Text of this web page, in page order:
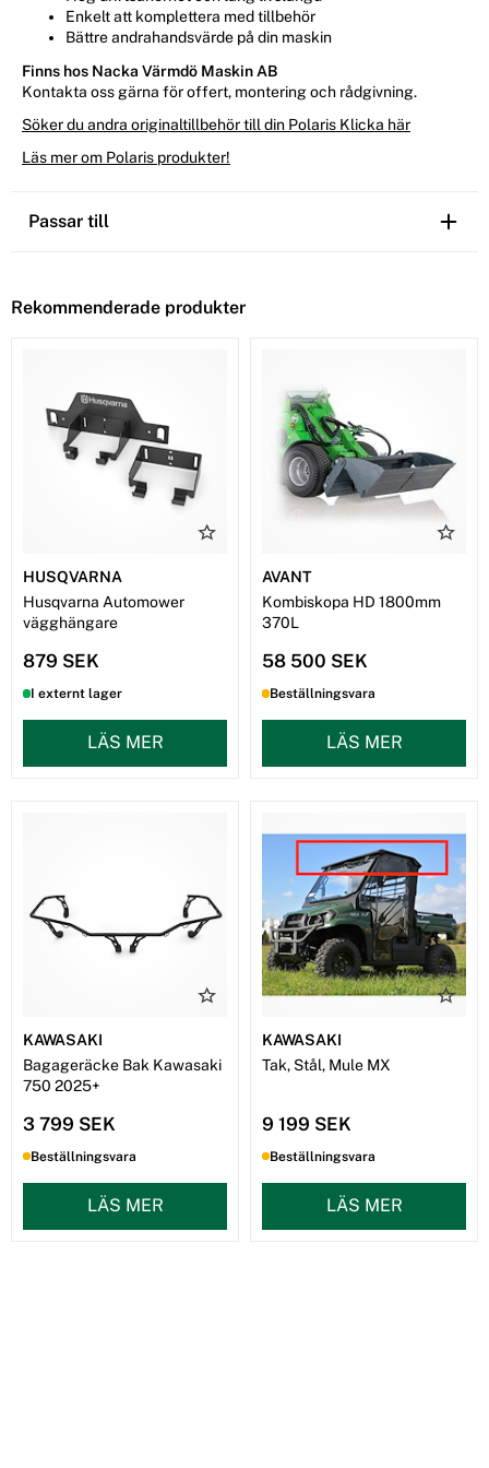
Enkelt att komplettera med tillbehör
Bättre andrahandsvärde på din maskin
Finns hos Nacka Värmdö Maskin AB
Kontakta oss gärna för offert, montering och rådgivning.
Söker du andra originaltillbehör till din Polaris Klicka här
Läs mer om Polaris produkter!
Passar till
Rekommenderade produkter
HUSQVARNA
Husqvarna Automower
vägghängare
879 SEK
I externt lager
LÄS MER
AVANT
Kombiskopa HD 1800mm
370L
58 500 SEK
Beställningsvara
LÄS MER
KAWASAKI
Bagageräcke Bak Kawasaki
750 2025+
3 799 SEK
Beställningsvara
LÄS MER
KAWASAKI
Tak, Stål, Mule MX
9 199 SEK
Beställningsvara
LÄS MER